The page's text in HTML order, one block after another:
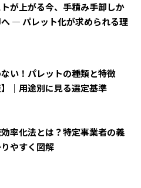
が上がる今、手積み手卸しか
― パレット化が求められる理
い！パレットの種類と特徴
】｜用途別に見る選定基準
率化法とは？特定事業者の義
やすく図解